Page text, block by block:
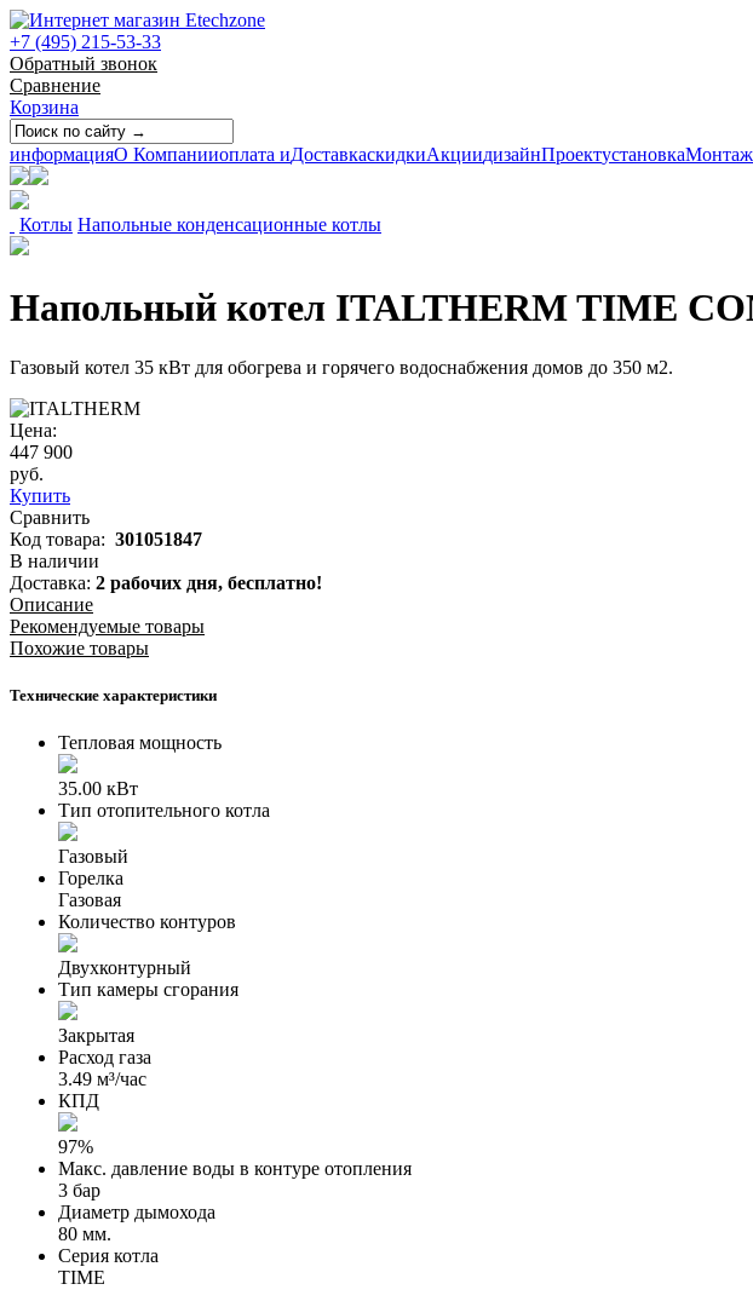
+7 (495) 215-53-33
Обратный звонок
Сравнение
Корзина
информацияО Компанииоплата иДоставкаскидкиАкциидизайнПроектустановкаМонтаж
Котлы Напольные конденсационные котлы
Напольный котел ITALTHERM TIME
Газовый котел 35 кВт для обогрева и горячего водоснабжения домов до 350 м2.
Цена:
447 900
руб.
Купить
Сравнить
Код товара: 301051847
В наличии
Доставка: 2 рабочих дня, бесплатно!
Описание
Рекомендуемые товары
Похожие товары
Технические характеристики
Тепловая мощность
35.00 кВт
Тип отопительного котла
Газовый
Горелка
Газовая
Количество контуров
Двухконтурный
Тип камеры сгорания
Закрытая
Расход газа
3.49 м³/час
КПД
97%
Макс. давление воды в контуре отопления
3 бар
Диаметр дымохода
80 мм.
Серия котла
TIME